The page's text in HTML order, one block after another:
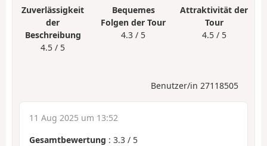
Zuverlässigkeit
der
Beschreibung
4.5 / 5
Bequemes
Folgen der Tour
4.3 / 5
Attraktivität der
Tour
4.5 / 5
Benutzer/in 27118505
11 Aug 2025 um 13:52
Gesamtbewertung : 3.3 / 5